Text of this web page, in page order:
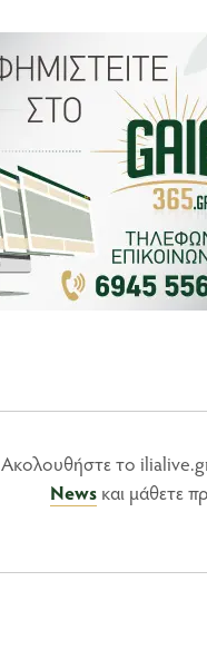
Ακολουθήστε το
News και μάθετε